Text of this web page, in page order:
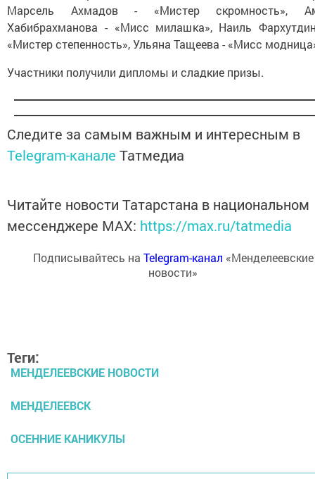
Марсель Ахмадов - «Мистер скромность»,
Хабибрахманова - «Мисс милашка», Наиль
«Мистер степенность», Ульяна Тащеева - «Мисс
Участники получили дипломы и сладкие призы.
Следите за самым важным и интересным в
Telegram-канале Татмедиа
Читайте новости Татарстана в национальном
мессенджере MАХ: https://max.ru/tatmedia
Подписывайтесь на Telegram-канал «Менделеевские
новости»
Теги:
МЕНДЕЛЕЕВСКИЕ НОВОСТИ
МЕНДЕЛЕЕВСК
ОСЕННИЕ КАНИКУЛЫ